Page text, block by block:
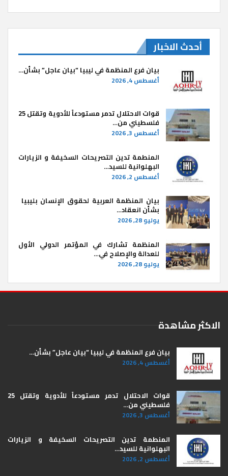
أحدث الاخبار
بيان فرع المنظمة في ليبيا “بيان عاجل” بشأن…
أغسطس 4, 2026
قوات الاحتلال تدمر مستودعاً للأدوية وتقتل 25
فلسطيني من…
أغسطس 3, 2026
المنطمة تدين التصريحات السخيفة و الزيارات
البهلوانية للسيد…
أغسطس 2, 2026
بيان المنظمة العربية لحقوق الإنسان بليبيا ​
بشأن انعقاد…
يوليو 28, 2026
المنظمة تشارك في المؤتمر الدولي الأول
للعدالة والإصلاح في…
يوليو 28, 2026
الاكثر مشاهدة
بيان فرع المنظمة في ليبيا “بيان عاجل” بشأن…
أغسطس 4, 2026
قوات الاحتلال تدمر مستودعاً للأدوية وتقتل 25
فلسطيني من…
أغسطس 3, 2026
المنطمة تدين التصريحات السخيفة و الزيارات
البهلوانية للسيد…
أغسطس 2, 2026